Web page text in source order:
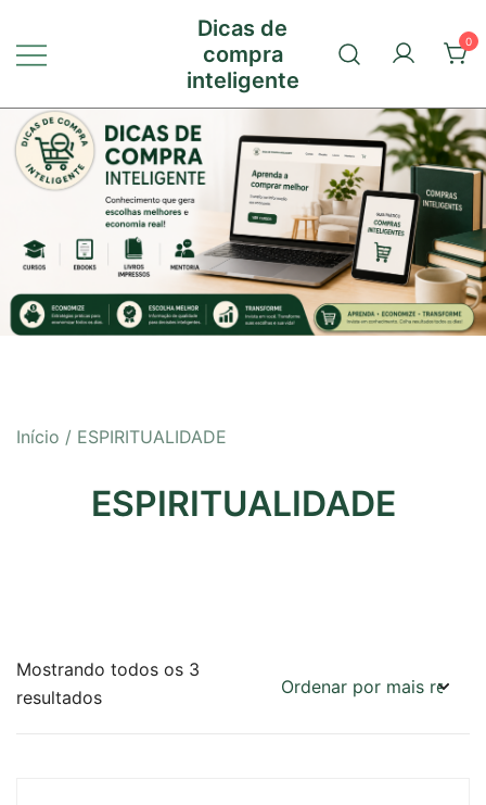
para
conteúdo
Dicas de
compra
inteligente
0
Início / ESPIRITUALIDADE
ESPIRITUALIDADE
Mostrando todos os 3
resultadosClassificado